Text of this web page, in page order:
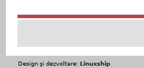
Design şi dezvoltare: Linuxship